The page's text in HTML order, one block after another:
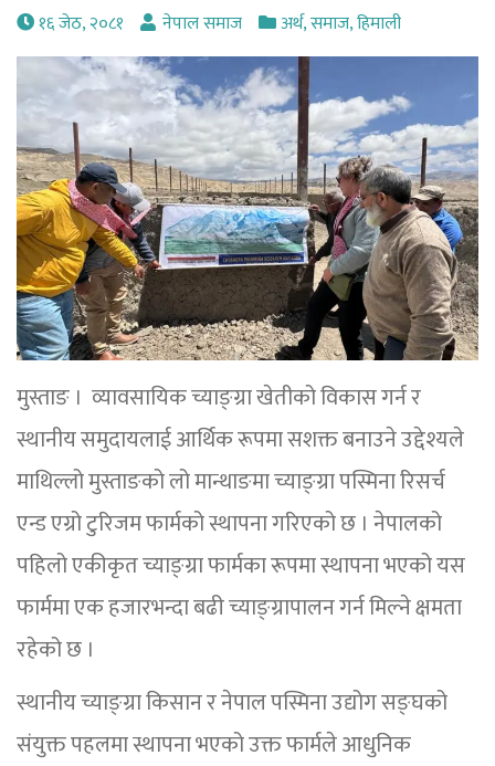
१६ जेठ, २०८१ नेपाल समाज अर्थ,समाज,हिमाली
मुस्ताङ । व्यावसायिक च्याङ्ग्रा खेतीको विकास गर्न र
स्थानीय समुदायलाई आर्थिक रूपमा सशक्त बनाउने उद्देश्यले
माथिल्लो मुस्ताङको लो मान्थाङमा च्याङ्ग्रा पस्मिना रिसर्च
एन्ड एग्रो टुरिजम फार्मको स्थापना गरिएको छ । नेपालको
पहिलो एकीकृत च्याङ्ग्रा फार्मका रूपमा स्थापना भएको यस
फार्ममा एक हजारभन्दा बढी च्याङ्ग्रापालन गर्न मिल्ने क्षमता
रहेको छ ।
स्थानीय च्याङ्ग्रा किसान र नेपाल पस्मिना उद्योग सङ्घको
संयुक्त पहलमा स्थापना भएको उक्त फार्मले आधुनिक